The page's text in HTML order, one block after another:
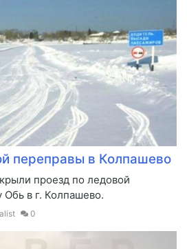
переправы в Колпашево
проезд по ледовой
Обь в г. Колпашево.
0